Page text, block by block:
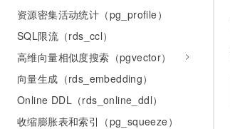
资源密集活动统计（pg_profile）
SQL限流（rds_ccl）
高维向量相似度搜索（pgvector）
向量生成（rds_embedding）
Online DDL（rds_online_ddl）
收缩膨胀表和索引（pg_squeeze）